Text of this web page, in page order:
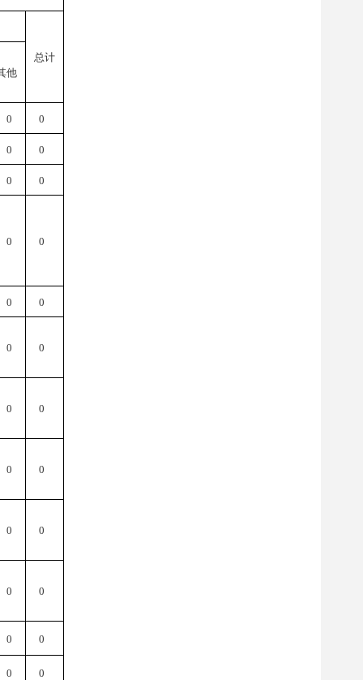
总计
他
0 0
0 0
0 0
0 0
0 0
0 0
0 0
0 0
0 0
0 0
0 0
0 0